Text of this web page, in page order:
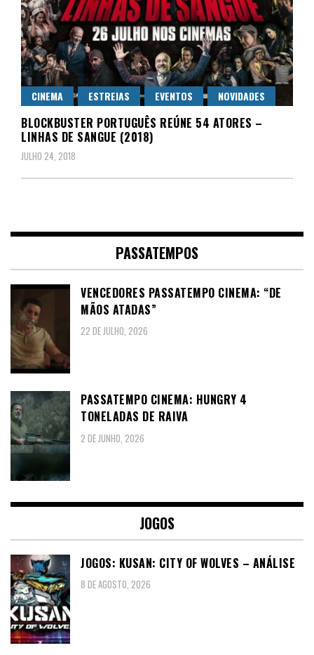
CINEMA ESTREIAS EVENTOS NOVIDADES
BLOCKBUSTER PORTUGUÊS REÚNE 54 ATORES –
LINHAS DE SANGUE (2018)
JULHO 24, 2018
PASSATEMPOS
VENCEDORES PASSATEMPO CINEMA: “DE
MÃOS ATADAS”
22 DE JULHO, 2026
PASSATEMPO CINEMA: HUNGRY 4
TONELADAS DE RAIVA
2 DE JUNHO, 2026
JOGOS
JOGOS: KUSAN: CITY OF WOLVES – ANÁLISE
8 DE AGOSTO, 2026